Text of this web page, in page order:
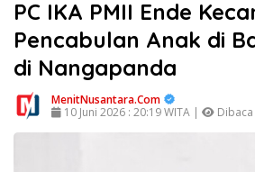
PC IKA PMII Ende
Pencabulan Anak di
di Nangapanda
MenitNusantara.Com
10 Juni 2026 : 20:19 WITA |